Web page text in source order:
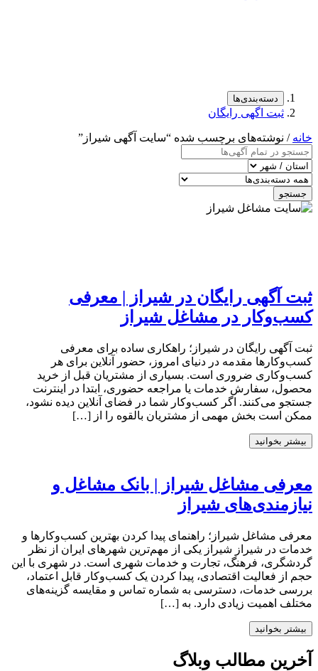
دسته‌بندی‌ها
ثبت اگهی رایگان
خانه / نوشته‌های برچسب شده “سایت آگهی شیراز”
جستجو
ثبت آگهی رایگان در شیراز | معرفی
کسب‌وکار در مشاغل شیراز
ثبت آگهی رایگان در شیراز؛ راهکاری ساده برای معرفی
کسب‌وکارها مقدمه در دنیای امروز، حضور آنلاین برای هر
کسب‌وکاری ضروری است. بسیاری از مشتریان قبل از خرید
محصول، سفارش خدمات یا مراجعه حضوری، ابتدا در اینترنت
جستجو می‌کنند. اگر کسب‌وکار شما در فضای آنلاین دیده نشود،
ممکن است بخش مهمی از مشتریان بالقوه را از […]
بیشتر بخوانید
معرفی مشاغل شیراز | بانک مشاغل و
نیازمندی‌های شیراز
معرفی مشاغل شیراز؛ راهنمای پیدا کردن بهترین کسب‌وکارها و
خدمات در شیراز شیراز یکی از مهم‌ترین شهرهای ایران از نظر
گردشگری، فرهنگ، تجارت و خدمات شهری است. در شهری با این
حجم از فعالیت اقتصادی، پیدا کردن یک کسب‌وکار قابل اعتماد،
بررسی خدمات، دسترسی به شماره تماس و مقایسه گزینه‌های
مختلف اهمیت زیادی دارد. به […]
بیشتر بخوانید
آخرین مطالب وبلاگ